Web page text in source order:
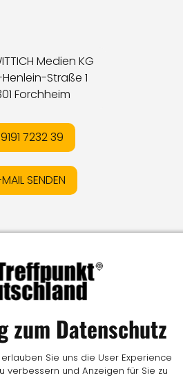
Medien KG
Straße 1
Forchheim
7232 39
SENDEN
Kontakt Vertrag widerrufen
Medien GmbH
zum Datenschutz
Sie uns die User Experience
verbessern und Anzeigen für Sie zu